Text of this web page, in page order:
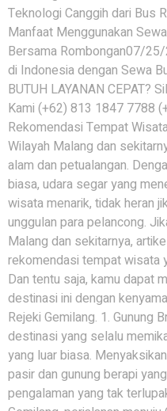
Teknologi Canggih dari Bus
Manfaat Menggunakan
Bersama Rombongan07/
di Indonesia dengan Sewa
BUTUH LAYANAN CEPAT?
Kami (+62) 813 1847 7788
Rekomendasi Tempat
Wilayah Malang dan
alam dan petualangan.
biasa, udara segar yang
wisata menarik, tidak heran
unggulan para pelancong.
Malang dan sekitarnya,
rekomendasi tempat wisata
Dan tentu saja, kamu dapat
destinasi ini dengan
Rejeki Gemilang. 1. Gunung
destinasi yang selalu
yang luar biasa.
pasir dan gunung berapi
pengalaman yang tak